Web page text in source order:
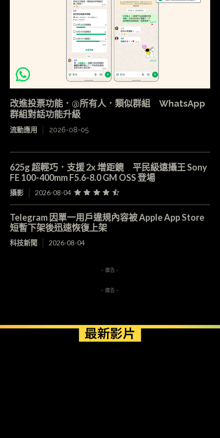
改進投票功能．@所有人．類似群組 WhatsApp
群組對話功能升級
流動應用 2026-08-05
625g 超輕巧．支援 2x 增距鏡 平民級遠攝王 Sony
FE 100-400mm F5.6-8.0 GM OSS 登場
攝影 2026-08-04
Telegram 因單一用戶違規內容被 Apple App Store
短暫下架後迅速恢復上架
科技新聞 2026-08-04
- 廣告 -
- 廣告 -
最新影片